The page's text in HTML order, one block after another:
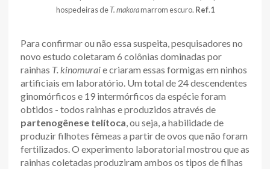
hospedeiras deT. makoramarrom escuro. Ref.1
Para confirmar ou não essa suspeita, pesquisadores no
novo estudo coletaram 6 colônias dominadas por
rainhas T. kinomuraie criaram essas formigas em ninhos
artificiais em laboratório. Um total de 24 descendentes
ginomórficos e 19 intermórficos da espécie foram
obtidos - todos rainhas e produzidos através de
partenogênese telítoca, ou seja, a habilidade de
produzir filhotes fêmeas a partir de ovos que não foram
fertilizados. O experimento laboratorial mostrou que as
rainhas coletadas produziram ambos os tipos de filhas